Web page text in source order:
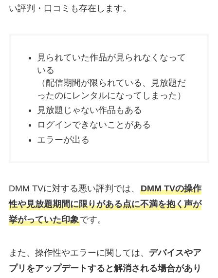
い評判・口コミも存在します。
見られていた作品が見られなくなって
いる
（配信期間が限られている、見放題だ
ったのにレンタルになってしまった）
見放題じゃない作品もある
ログインできないことがある
エラーが出る
DMM TVに対する悪い評判では、 DMM TVの操作
性や見放題期間に限りがある点に不満を抱く声が
挙がっていた印象です。
また、操作性やエラーに関しては、 デバイスやア
プリをアップデートすると解消される場合があり